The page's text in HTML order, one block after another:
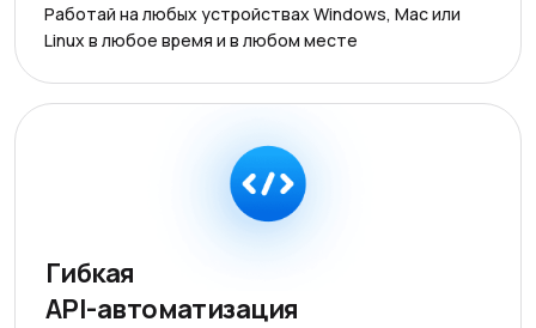
Работай на любых устройствах Windows, Mac или
Linux в любое время и в любом месте
Гибкая
API-автоматизация